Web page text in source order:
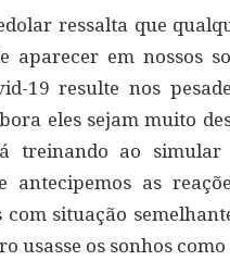
ressalta que
aparecer em nossos
19 resulte nos
eles sejam muito
treinando ao simular
antecipemos as
com situação
usasse os sonhos